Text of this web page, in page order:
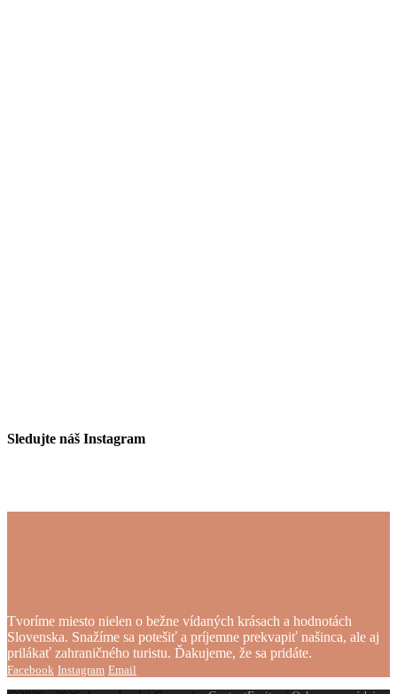
Sledujte náš Instagram
Tvoríme miesto nielen o bežne vídaných krásach a hodnotách
Slovenska. Snažíme sa potešiť a príjemne prekvapiť našinca, ale aj
prilákať zahraničného turistu. Ďakujeme, že sa pridáte.
Facebook Instagram Email